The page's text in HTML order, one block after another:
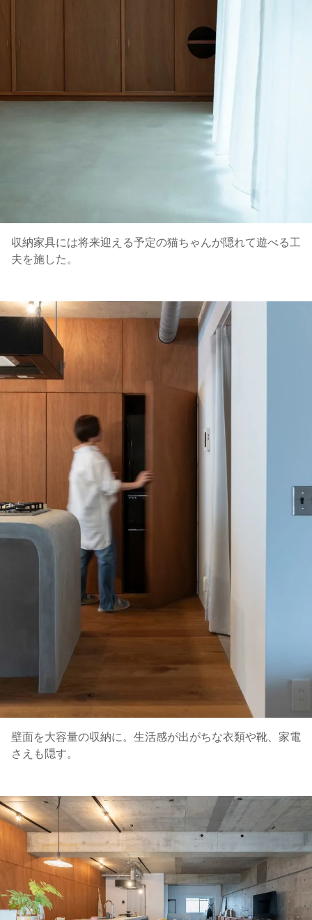
収納家具には将来迎える予定の猫ちゃんが隠れて遊べる工
夫を施した。
壁面を大容量の収納に。生活感が出がちな衣類や靴、家電
さえも隠す。